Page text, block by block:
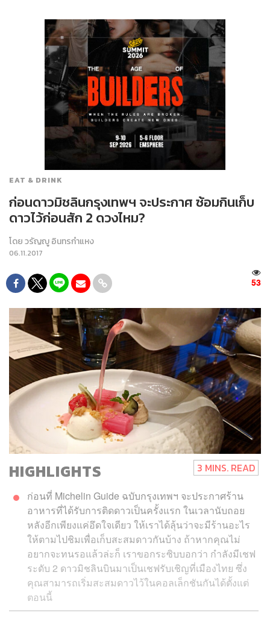
EAT & DRINK
ก่อนดาวมิชลินกรุงเทพฯ จะประกาศ​ ซ้อมกินเก็บ
ดาวไว้ก่อนสัก 2 ดวงไหม?
โดยวรัญญู อินทรกำแหง
06.11.2017
53
HIGHLIGHTS 3 MINS. READ
ก่อนที่ Michelin Guide ฉบับกรุงเทพฯ จะประกาศร้าน
อาหารที่ได้รับการติดดาวเป็นครั้งแรก ในเวลานับถอย
หลังอีกเพียงแค่อึดใจเดียว ให้เราได้ลุ้นว่าจะมีร้านอะไร
ให้ตามไปชิมเพื่อเก็บสะสมดาวกันบ้าง ถ้าหากคุณไม่
อยากจะทนรอแล้วล่ะก็ เราขอกระซิบบอกว่า กำลังมีเชฟ
ระดับ 2 ดาวมิชลินบินมาเป็นเชฟรับเชิญที่เมืองไทย ซึ่ง
คุณสามารถเริ่มสะสมดาวไว้ในคอลเล็กชันกันได้ตั้งแต่
ตอนนี้